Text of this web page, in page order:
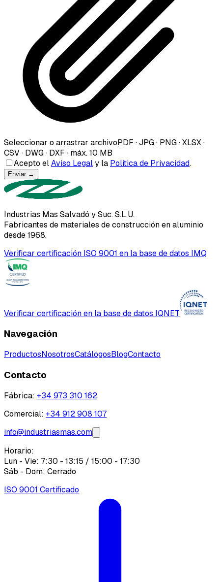
Seleccionar o arrastrar archivoPDF · JPG · PNG · XLSX ·
CSV · DWG · DXF · máx. 10 MB
Acepto elAviso Legaly la Política de Privacidad.
Enviar →
Industrias Mas Salvadó y Suc. S.L.U.
Fabricantes de materiales de construcción en aluminio
desde 1968.
Verificar certificación ISO 9001 en la base de datos IMQ
Verificar certificación en la base de datos IQNET
Navegación
ProductosNosotrosCatálogosBlogContacto
Contacto
Fábrica: +34 973 310 162
Comercial: +34 912 908 107
info@industriasmas.com
Horario:
Lun - Vie: 7:30 - 13:15 / 15:00 - 17:30
Sáb - Dom: Cerrado
ISO 9001 Certificado